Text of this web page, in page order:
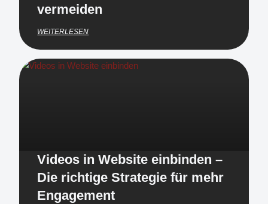
vermeiden
WEITERLESEN
Videos in Website einbinden –
Die richtige Strategie für mehr
Engagement